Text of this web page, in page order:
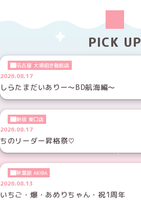
PICK UP
名古屋 大須招き猫前店
2026.08.17
しらたまだいありー～BD航海編～
新宿 東口店
2026.08.17
ちのリーダー昇格祭♡
秋葉原 AKIBA
2026.08.13
いちご・爆・あめりちゃん・祝1周年